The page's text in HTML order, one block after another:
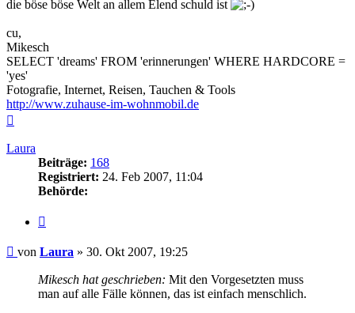
die böse böse Welt an allem Elend schuld ist
cu,
Mikesch
SELECT 'dreams' FROM 'erinnerungen' WHERE HARDCORE =
'yes'
Fotografie, Internet, Reisen, Tauchen & Tools
http://www.zuhause-im-wohnmobil.de
Laura
Beiträge: 168
Registriert: 24. Feb 2007, 11:04
Behörde:
Beitrag
von Laura » 30. Okt 2007, 19:25
Mikesch hat geschrieben: Mit den Vorgesetzten muss
man auf alle Fälle können, das ist einfach menschlich.